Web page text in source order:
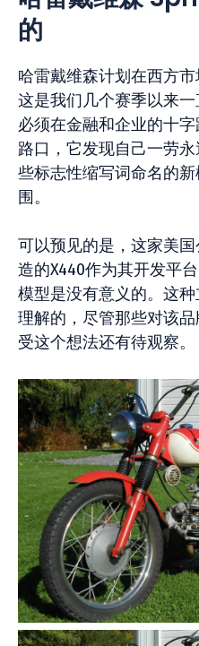
的
哈雷戴维森计划在西方
这是我们几个赛季以来
必须在金融和企业的十
路口，它发现自己一劳
些标志性缩写词命名的
围。
可以预见的是，这家美
造的X440作为其开发平
模型是没有意义的。这
理解的，尽管那些对该
受这个想法还有待观察。